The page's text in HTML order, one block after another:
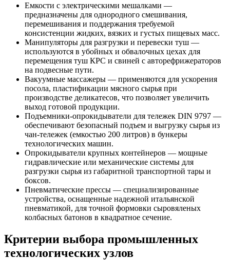
Емкости с электрическими мешалками —
предназначены для однородного смешивания,
перемешивания и поддержания требуемой
консистенции жидких, вязких и густых пищевых масс.
Манипуляторы для разгрузки и перевески туш —
используются в убойных и обвалочных цехах для
перемещения туш КРС и свиней с авторефрижераторов
на подвесные пути.
Вакуумные массажеры — применяются для ускорения
посола, пластификации мясного сырья при
производстве деликатесов, что позволяет увеличить
выход готовой продукции.
Подъемники-опрокидыватели для тележек DIN 9797 —
обеспечивают безопасный подъем и выгрузку сырья из
чан-тележек (емкостью 200 литров) в бункеры
технологических машин.
Опрокидыватели крупных контейнеров — мощные
гидравлические или механические системы для
разгрузки сырья из габаритной транспортной тары и
боксов.
Пневматические прессы — специализированные
устройства, оснащенные надежной итальянской
пневматикой, для точной формовки сыровяленых
колбасных батонов в квадратное сечение.
Критерии выбора промышленных
технологических узлов